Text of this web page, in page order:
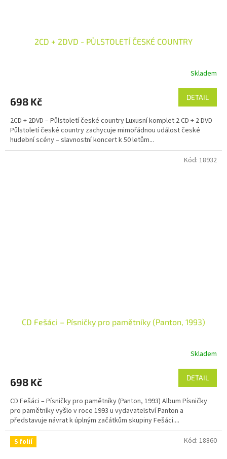
2CD + 2DVD - PŮLSTOLETÍ ČESKÉ COUNTRY
Skladem
698 Kč DETAIL
2CD + 2DVD – Půlstoletí české country Luxusní komplet 2 CD + 2 DVD
Půlstoletí české country zachycuje mimořádnou událost české
hudební scény – slavnostní koncert k 50 letům...
CD Fešáci – Písničky pro pamětníky (Panton, 1993)
Skladem
698 Kč DETAIL
CD Fešáci – Písničky pro pamětníky (Panton, 1993) Album Písničky
pro pamětníky vyšlo v roce 1993 u vydavatelství Panton a
představuje návrat k úplným začátkům skupiny Fešáci....
Kód: 18932
S folií Kód: 18860